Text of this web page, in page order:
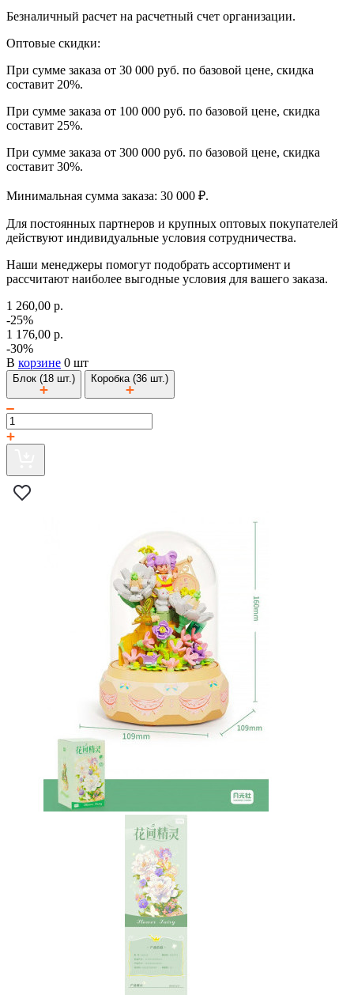
Безналичный расчет на расчетный счет организации.
Оптовые скидки:
При сумме заказа от 30 000 руб. по базовой цене, скидка
составит 20%.
При сумме заказа от 100 000 руб. по базовой цене, скидка
составит 25%.
При сумме заказа от 300 000 руб. по базовой цене, скидка
составит 30%.
Минимальная сумма заказа: 30 000 ₽.
Для постоянных партнеров и крупных оптовых покупателей
действуют индивидуальные условия сотрудничества.
Наши менеджеры помогут подобрать ассортимент и
рассчитают наиболее выгодные условия для вашего заказа.
1 260,00 р.
-25%
1 176,00 р.
-30%
В корзине 0 шт
Блок (18 шт.) Коробка (36 шт.)